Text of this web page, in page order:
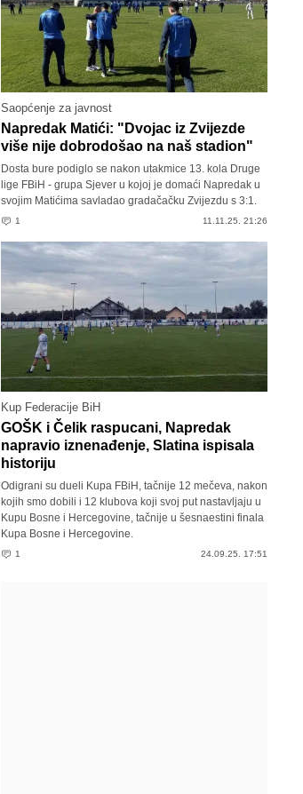
Saopćenje za javnost
Napredak Matići: "Dvojac iz Zvijezde
više nije dobrodošao na naš stadion"
Dosta bure podiglo se nakon utakmice 13. kola Druge
lige FBiH - grupa Sjever u kojoj je domaći Napredak u
svojim Matićima savladao gradačačku Zvijezdu s 3:1.
1 11.11.25. 21:26
Kup Federacije BiH
GOŠK i Čelik raspucani, Napredak
napravio iznenađenje, Slatina ispisala
historiju
Odigrani su dueli Kupa FBiH, tačnije 12 mečeva, nakon
kojih smo dobili i 12 klubova koji svoj put nastavljaju u
Kupu Bosne i Hercegovine, tačnije u šesnaestini finala
Kupa Bosne i Hercegovine.
1 24.09.25. 17:51